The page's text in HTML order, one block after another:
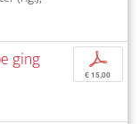
ging p
€ 15,00